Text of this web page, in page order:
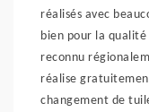
réalisés avec
bien pour la
reconnu
réalise
changement de